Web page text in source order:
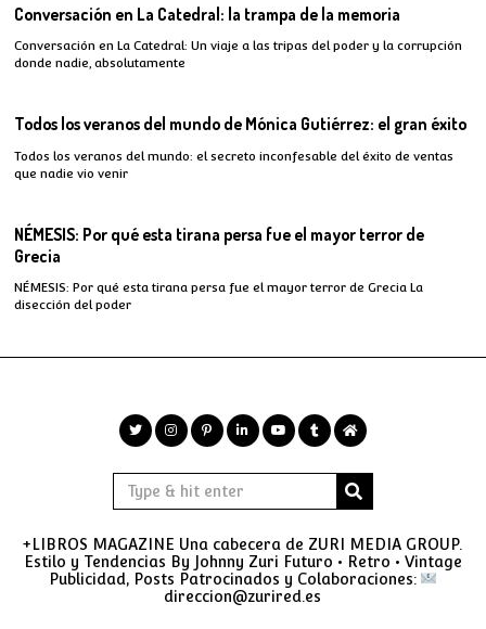
Conversación en La Catedral: la trampa de la memoria
Conversación en La Catedral: Un viaje a las tripas del poder y la corrupción
donde nadie, absolutamente
Todos los veranos del mundo de Mónica Gutiérrez: el gran éxito
Todos los veranos del mundo: el secreto inconfesable del éxito de ventas
que nadie vio venir
NÉMESIS: Por qué esta tirana persa fue el mayor terror de
Grecia
NÉMESIS: Por qué esta tirana persa fue el mayor terror de Grecia La
disección del poder
+LIBROS MAGAZINE Una cabecera de ZURI MEDIA GROUP.
Estilo y Tendencias By Johnny Zuri Futuro • Retro • Vintage
Publicidad, Posts Patrocinados y Colaboraciones:
direccion@zurired.es